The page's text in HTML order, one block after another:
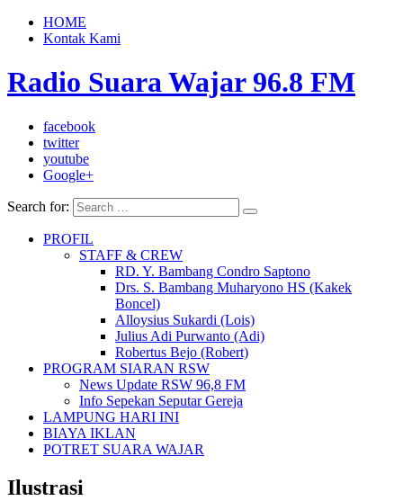
HOME
Kontak Kami
Radio Suara Wajar 96.8 FM
facebook
twitter
youtube
Google+
Search for:
PROFIL
STAFF & CREW
RD. Y. Bambang Condro Saptono
Drs. S. Bambang Muharyono HS (Kakek
Boncel)
Alloysius Sukardi (Lois)
Julius Adi Purwanto (Adi)
Robertus Bejo (Robert)
PROGRAM SIARAN RSW
News Update RSW 96,8 FM
Info Sepekan Seputar Gereja
LAMPUNG HARI INI
BIAYA IKLAN
POTRET SUARA WAJAR
Ilustrasi